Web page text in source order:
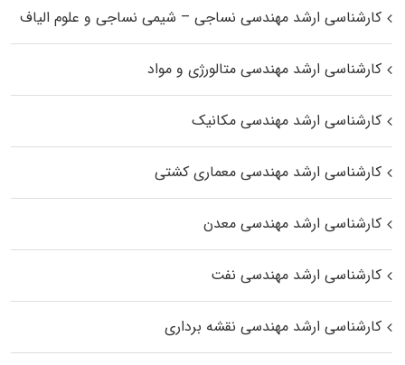
کارشناسی ارشد مهندسی نساجی – شیمی نساجی و علوم الیاف
کارشناسی ارشد مهندسی متالورژی و مواد
کارشناسی ارشد مهندسی مکانیک
کارشناسی ارشد مهندسی معماری کشتی
کارشناسی ارشد مهندسی معدن
کارشناسی ارشد مهندسی نفت
کارشناسی ارشد مهندسی نقشه برداری